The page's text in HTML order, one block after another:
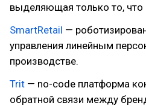
выделяющая только то, что
SmartRetail —
управления линейным
производстве.
Trit — no-code платформа
обратной связи между